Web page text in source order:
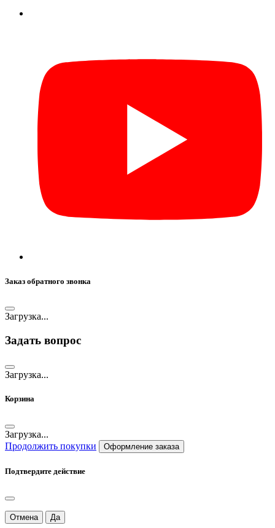
Заказ обратного звонка
Загрузка...
Задать вопрос
Загрузка...
Корзина
Загрузка...
Продолжить покупки
Оформление заказа
Подтвердите действие
Отмена Да